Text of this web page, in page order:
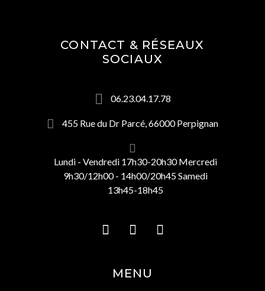
CONTACT & RÉSEAUX
SOCIAUX
06.23.04.17.78
455 Rue du Dr Parcé, 66000 Perpignan
Lundi - Vendredi 17h30-20h30 Mercredi
9h30/12h00 - 14h00/20h45 Samedi
13h45-18h45
MENU